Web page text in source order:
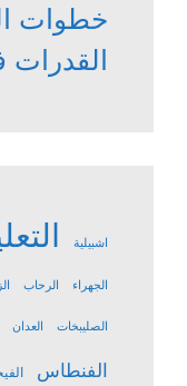
خطوات
اشبيلية
الجهراء الرحاب
الصليبخات العدان
الفنطاس